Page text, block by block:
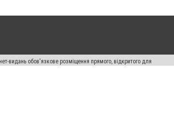
видань обов'язкове розміщення прямого, відкритого для